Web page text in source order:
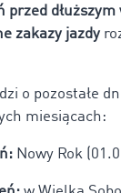
przed
zakazy jazdy
o pozostałe
miesiącach:
Nowy Rok